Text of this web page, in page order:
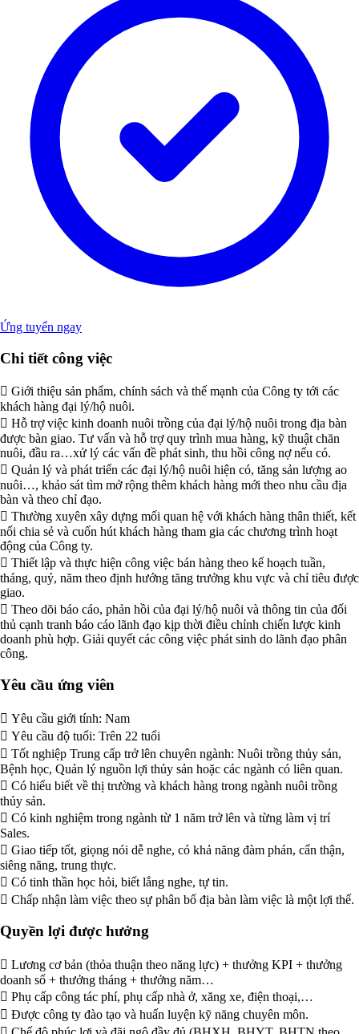
Ứng tuyển ngay
Chi tiết công việc
 Giới thiệu sản phẩm, chính sách và thế mạnh của Công ty tới các
khách hàng đại lý/hộ nuôi.
 Hỗ trợ việc kinh doanh nuôi trồng của đại lý/hộ nuôi trong địa bàn
được bàn giao. Tư vấn và hỗ trợ quy trình mua hàng, kỹ thuật chăn
nuôi, đầu ra…xử lý các vấn đề phát sinh, thu hồi công nợ nếu có.
 Quản lý và phát triển các đại lý/hộ nuôi hiện có, tăng sản lượng ao
nuôi…, khảo sát tìm mở rộng thêm khách hàng mới theo nhu cầu địa
bàn và theo chỉ đạo.
 Thường xuyên xây dựng mối quan hệ với khách hàng thân thiết, kết
nối chia sẻ và cuốn hút khách hàng tham gia các chương trình hoạt
động của Công ty.
 Thiết lập và thực hiện công việc bán hàng theo kế hoạch tuần,
tháng, quý, năm theo định hướng tăng trưởng khu vực và chỉ tiêu được
giao.
 Theo dõi báo cáo, phản hồi của đại lý/hộ nuôi và thông tin của đối
thủ cạnh tranh báo cáo lãnh đạo kịp thời điều chỉnh chiến lược kinh
doanh phù hợp. Giải quyết các công việc phát sinh do lãnh đạo phân
công.
Yêu cầu ứng viên
 Yêu cầu giới tính: Nam
 Yêu cầu độ tuổi: Trên 22 tuổi
 Tốt nghiệp Trung cấp trở lên chuyên ngành: Nuôi trồng thủy sản,
Bệnh học, Quản lý nguồn lợi thủy sản hoặc các ngành có liên quan.
 Có hiểu biết về thị trường và khách hàng trong ngành nuôi trồng
thủy sản.
 Có kinh nghiệm trong ngành từ 1 năm trở lên và từng làm vị trí
Sales.
 Giao tiếp tốt, giọng nói dễ nghe, có khả năng đàm phán, cẩn thận,
siêng năng, trung thực.
 Có tinh thần học hỏi, biết lắng nghe, tự tin.
 Chấp nhận làm việc theo sự phân bố địa bàn làm việc là một lợi thế.
Quyền lợi được hưởng
 Lương cơ bản (thỏa thuận theo năng lực) + thưởng KPI + thưởng
doanh số + thưởng tháng + thưởng năm…
 Phụ cấp công tác phí, phụ cấp nhà ở, xăng xe, điện thoại,…
 Được công ty đào tạo và huấn luyện kỹ năng chuyên môn.